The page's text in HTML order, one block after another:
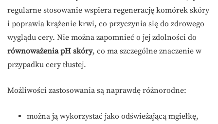
regularne stosowanie wspiera regenerację komórek skóry
i poprawia krążenie krwi, co przyczynia się do zdrowego
wyglądu cery. Nie można zapomnieć o jej zdolności do
równoważenia pH skóry, co ma szczególne znaczenie w
przypadku cery tłustej.
Możliwości zastosowania są naprawdę różnorodne:
można ją wykorzystać jako odświeżającą mgiełkę,